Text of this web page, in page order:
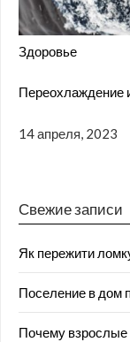
Здоровье
Переохлаждение
14 апреля, 2023
Свежие записи
Як пережити
Поселение в дом
Почему взрослые